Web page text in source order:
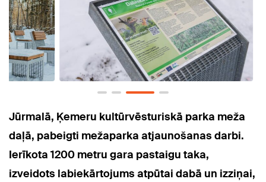
Jūrmalā, Ķemeru kultūrvēsturiskā parka meža
daļā, pabeigti mežaparka atjaunošanas darbi.
Ierīkota 1200 metru gara pastaigu taka,
izveidots labiekārtojums atpūtai dabā un izziņai,